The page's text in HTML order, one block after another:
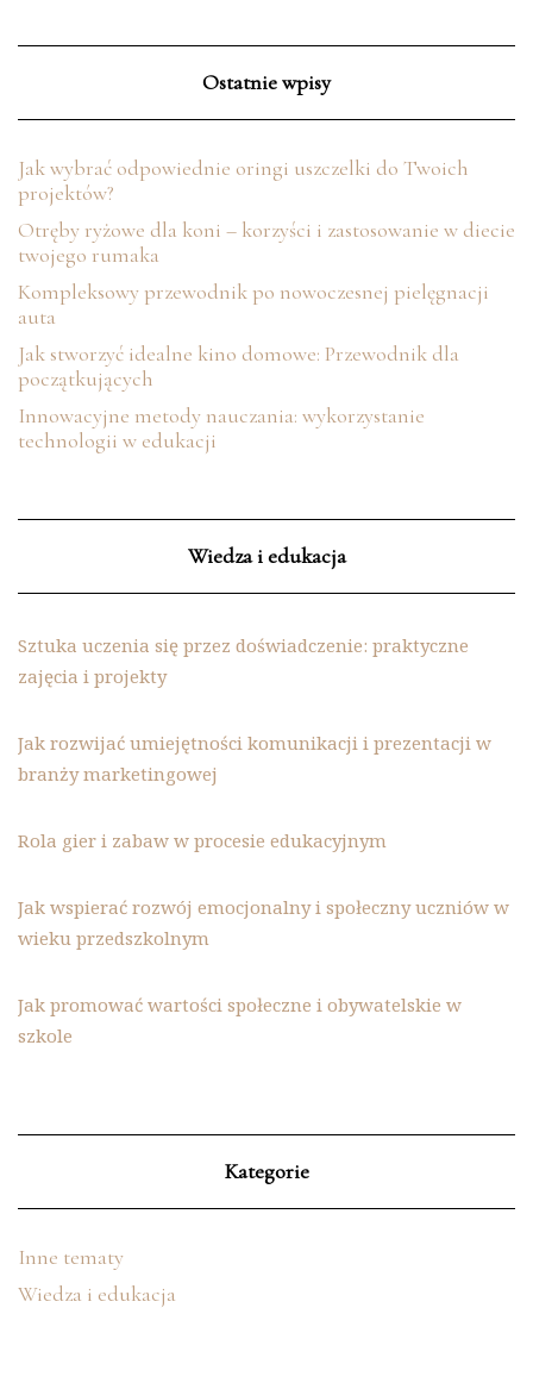
Ostatnie wpisy
Jak wybrać odpowiednie oringi uszczelki do Twoich
projektów?
Otręby ryżowe dla koni – korzyści i zastosowanie w diecie
twojego rumaka
Kompleksowy przewodnik po nowoczesnej pielęgnacji
auta
Jak stworzyć idealne kino domowe: Przewodnik dla
początkujących
Innowacyjne metody nauczania: wykorzystanie
technologii w edukacji
Wiedza i edukacja
Sztuka uczenia się przez doświadczenie: praktyczne
zajęcia i projekty
Jak rozwijać umiejętności komunikacji i prezentacji w
branży marketingowej
Rola gier i zabaw w procesie edukacyjnym
Jak wspierać rozwój emocjonalny i społeczny uczniów w
wieku przedszkolnym
Jak promować wartości społeczne i obywatelskie w
szkole
Kategorie
Inne tematy
Wiedza i edukacja